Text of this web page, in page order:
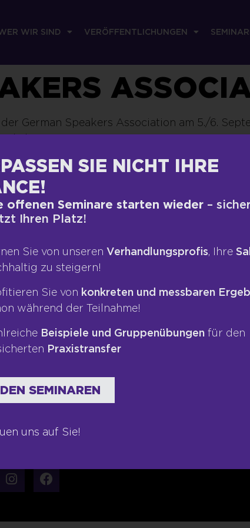
WIR SIND VERÖFFENTLICHUNGEN
German Speakers Association am 5./6.
So verdoppeln Sie Ihr Honorar!“. Das
Publikum wertete Inhalt und
Herr Limbeck! (…)”
| German Speakers Association e. V.
RECHTLICHES
Impressum
Datenschutz
AGB
Kontakt
SIE NICHT IHRE
offenen Seminare starten wieder –
Ihren Platz!
Sie von unserenVerhandlungsprofis, Ihre
zu steigern!
Sie von konkreten und messbaren
während der Teilnahme!
Beispiele und Gruppenübungen für den
Praxistransfer
SEMINAREN
uns auf Sie!